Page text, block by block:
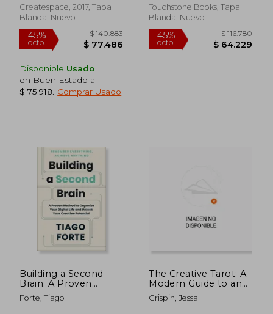
45% $ 128.868
$ 70.877
Cualquier Cosa: Las
Mejores Técnicas de
Acelerado y. Del
Pensamiento)
Createspace, 2017, Tapa
Blanda, Nuevo
Disponible Usado
en Buen Estado a
$ 75.918
Comprar Usado
Touchstone Books, Tapa
Blanda, Nuevo
Building a Second
Brain: A Proven
Method to Organize
Your Digital Life and
Forte, Tiago
The Creative Tarot: A
Modern Guide to an
Inspired Life (en
Inglés)
Crispin, Jessa